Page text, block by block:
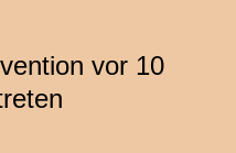
vor 10